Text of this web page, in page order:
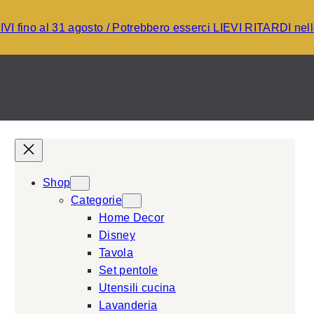
fino al 31 agosto / Potrebbero esserci LIEVI RITARDI
Shop
Categorie
Home Decor
Disney
Tavola
Set pentole
Utensili cucina
Lavanderia